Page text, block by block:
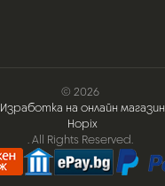
© 2026
Изработка на онлайн магазин
Hopix
. All Rights Reserved.